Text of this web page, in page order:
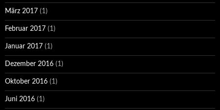
März 2017 (1)
Februar 2017 (1)
Januar 2017 (1)
Dezember 2016 (1)
Oktober 2016 (1)
Juni 2016 (1)